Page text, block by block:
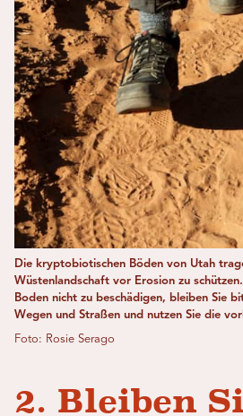
Die kryptobiotischen Böden von Utah
Wüstenlandschaft vor Erosion zu
Boden nicht zu beschädigen, bleiben Sie
Wegen und Straßen und nutzen Sie die
Foto: Rosie Serago
2. Bleiben